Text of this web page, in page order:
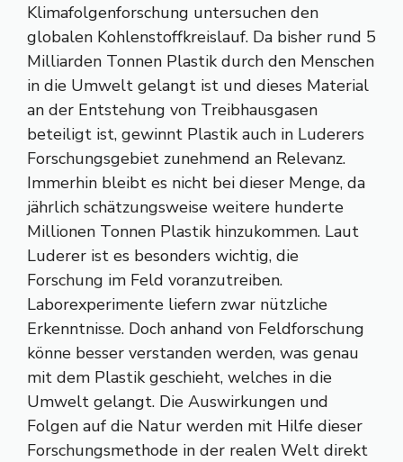
Klimafolgenforschung untersuchen den
globalen Kohlenstoffkreislauf. Da bisher rund 5
Milliarden Tonnen Plastik durch den Menschen
in die Umwelt gelangt ist und dieses Material
an der Entstehung von Treibhausgasen
beteiligt ist, gewinnt Plastik auch in Luderers
Forschungsgebiet zunehmend an Relevanz.
Immerhin bleibt es nicht bei dieser Menge, da
jährlich schätzungsweise weitere hunderte
Millionen Tonnen Plastik hinzukommen. Laut
Luderer ist es besonders wichtig, die
Forschung im Feld voranzutreiben.
Laborexperimente liefern zwar nützliche
Erkenntnisse. Doch anhand von Feldforschung
könne besser verstanden werden, was genau
mit dem Plastik geschieht, welches in die
Umwelt gelangt. Die Auswirkungen und
Folgen auf die Natur werden mit Hilfe dieser
Forschungsmethode in der realen Welt direkt